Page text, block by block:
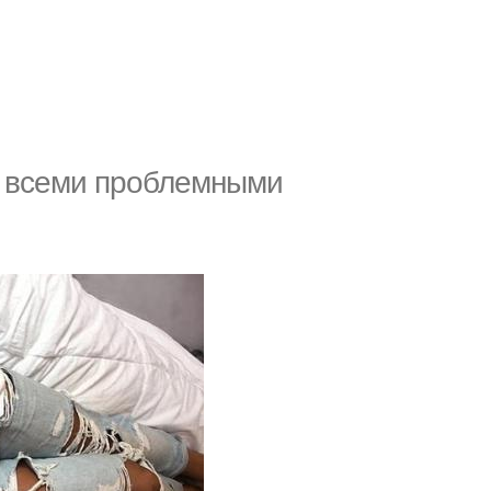
всеми проблемными